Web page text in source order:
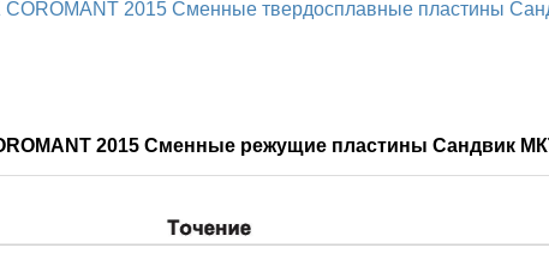
COROMANT 2015 Сменные твердосплавные пластины
2015 Сменные режущие пластины Сандвик